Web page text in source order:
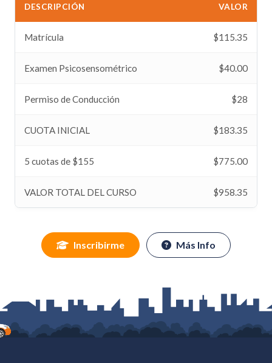
DESCRIPCIÓN VALOR
Matrícula $115.35
Examen Psicosensométrico $40.00
Permiso de Conducción $28
CUOTA INICIAL $183.35
5 cuotas de $155 $775.00
VALOR TOTAL DEL CURSO $958.35
Inscribirme Más Info